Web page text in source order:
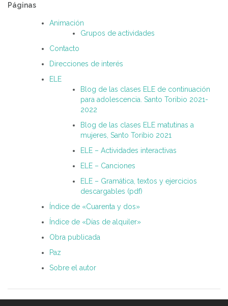
Páginas
Animación
Grupos de actividades
Contacto
Direcciones de interés
ELE
Blog de las clases ELE de continuación
para adolescencia. Santo Toribio 2021-
2022
Blog de las clases ELE matutinas a
mujeres, Santo Toribio 2021
ELE – Actividades interactivas
ELE – Canciones
ELE – Gramática, textos y ejercicios
descargables (pdf)
Índice de «Cuarenta y dos»
Índice de «Días de alquiler»
Obra publicada
Paz
Sobre el autor